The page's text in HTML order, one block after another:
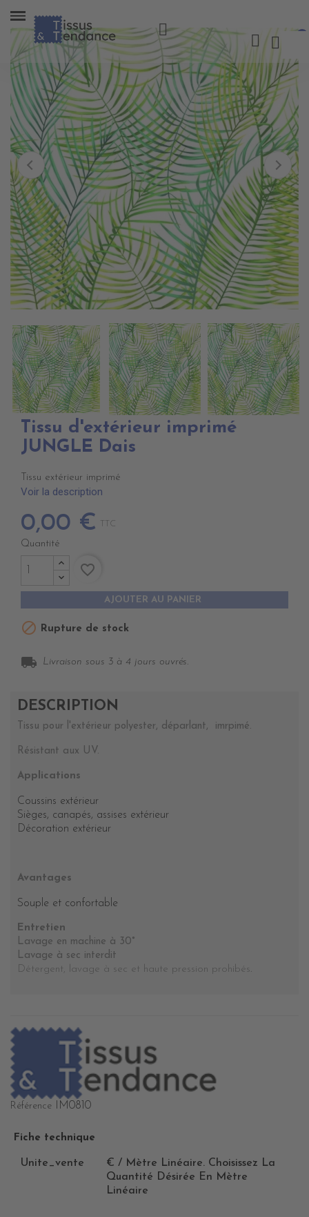
Tissu d'extérieur imprimé
JUNGLE Dais
Tissu extérieur imprimé
Voir la description
0,00 € TTC
Quantité
AJOUTER AU PANIER
favorite_border
 Rupture de stock
local_shipping Livraison sous 3 à 4 jours ouvrés.
DESCRIPTION
Tissu pour l'extérieur polyester, déparlant, imrpimé.
Résistant aux UV.
Applications
Coussins extérieur
Sièges, canapés, assises extérieur
Décoration extérieur
Avantages
Souple et confortable
Entretien
Lavage en machine à 30°
Lavage à sec interdit
Détergent, lavage à sec et haute pression prohibés.
Référence IM0810
Fiche technique
Unite_vente
€ / Mètre Linéaire. Choisissez La
Quantité Désirée En Mètre
Linéaire